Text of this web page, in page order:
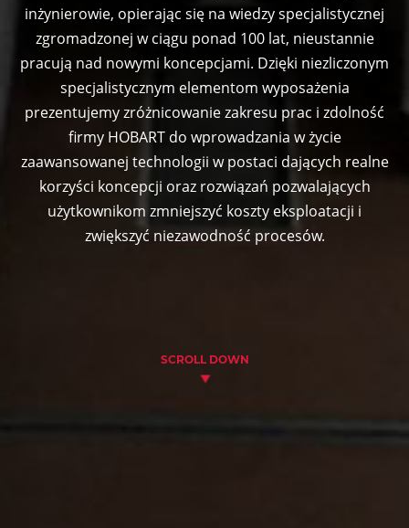
inżynierowie, opierając się na wiedzy specjalistycznej
zgromadzonej w ciągu ponad 100 lat, nieustannie
pracują nad nowymi koncepcjami. Dzięki niezliczonym
specjalistycznym elementom wyposażenia
prezentujemy zróżnicowanie zakresu prac i zdolność
firmy HOBART do wprowadzania w życie
zaawansowanej technologii w postaci dających realne
korzyści koncepcji oraz rozwiązań pozwalających
użytkownikom zmniejszyć koszty eksploatacji i
zwiększyć niezawodność procesów.
SCROLL DOWN